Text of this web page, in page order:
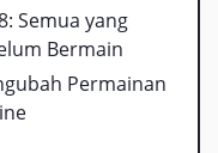
Semua yang
Bermain
Permainan